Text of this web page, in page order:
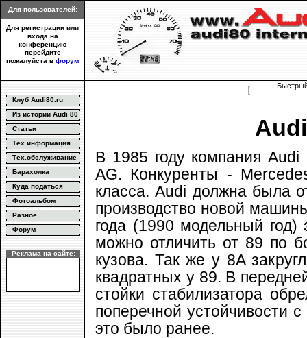
Для пользователей:
Для регистрации или
входа на
конференцию
перейдите
пожалуйста в форум
Клуб Audi80.ru
Из истории Audi 80
Статьи
Тех.информация
Тех.обслуживание
Барахолка
Куда податься
Фотоальбом
Разное
Форум
Реклама на сайте:
В 1985 году компания
AG. Конкуренты -
класса. Audi должна была
производство новой
года (1990 модельный
можно отличить от 89 по
кузова. Так же у 8A
квадратных у 89. В
стойки стабилизатора
поперечной устойчивости
это было ранее.